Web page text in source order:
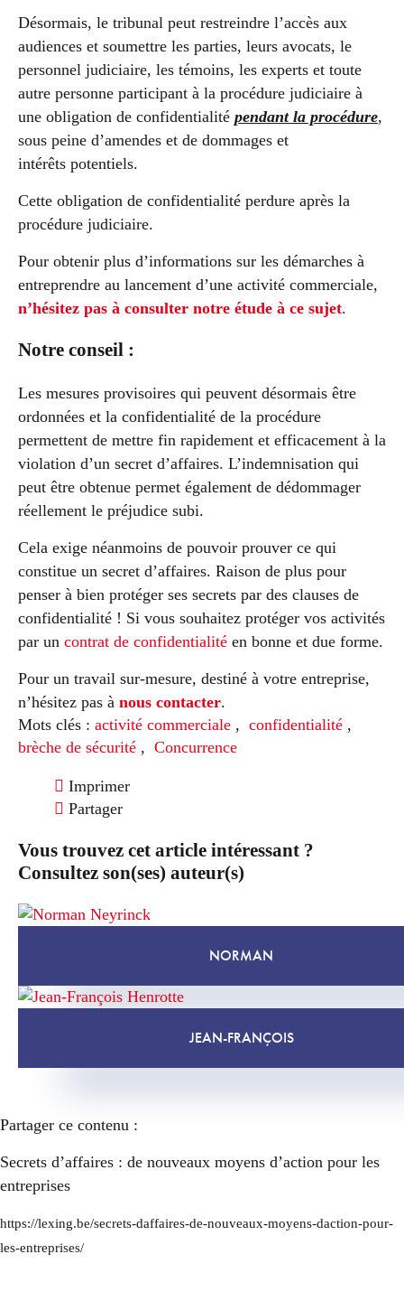
Désormais, le tribunal peut restreindre l’accès aux
audiences et soumettre les parties, leurs avocats, le
personnel judiciaire, les témoins, les experts et toute
autre personne participant à la procédure judiciaire à
une obligation de confidentialité pendant la procédure,
sous peine d’amendes et de dommages et
intérêts potentiels.
Cette obligation de confidentialité perdure après la
procédure judiciaire.
Pour obtenir plus d’informations sur les démarches à
entreprendre au lancement d’une activité commerciale,
n’hésitez pas à consulter notre étude à ce sujet.
Notre conseil :
Les mesures provisoires qui peuvent désormais être
ordonnées et la confidentialité de la procédure
permettent de mettre fin rapidement et efficacement à la
violation d’un secret d’affaires. L’indemnisation qui
peut être obtenue permet également de dédommager
réellement le préjudice subi.
Cela exige néanmoins de pouvoir prouver ce qui
constitue un secret d’affaires. Raison de plus pour
penser à bien protéger ses secrets par des clauses de
confidentialité ! Si vous souhaitez protéger vos activités
par un contrat de confidentialité en bonne et due forme.
Pour un travail sur-mesure, destiné à votre entreprise,
n’hésitez pas à nous contacter.
Mots clés : activité commerciale , confidentialité ,
brèche de sécurité , Concurrence
Imprimer
Partager
Vous trouvez cet article intéressant ?
Consultez son(ses) auteur(s)
NORMAN
JEAN-FRANÇOIS
Partager ce contenu :
Secrets d’affaires : de nouveaux moyens d’action pour les
entreprises
https://lexing.be/secrets-daffaires-de-nouveaux-moyens-daction-pour-
les-entreprises/